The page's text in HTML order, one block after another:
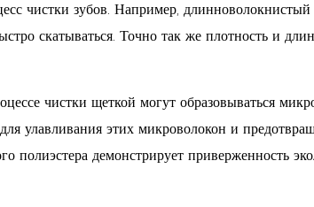
чистки зубов. Например, длинноволокнистый
скатываться. Точно так же плотность и
чистки щеткой могут образовываться
улавливания этих микроволокон и
демонстрирует приверженность